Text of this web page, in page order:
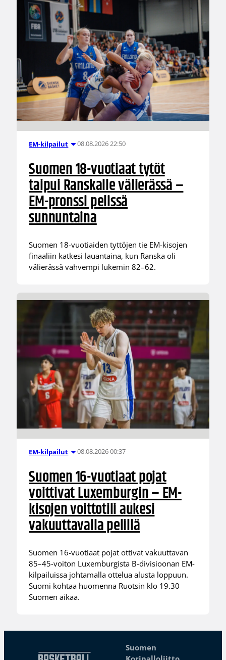
EM-kilpailut 08.08.2026 22:50
Suomen 18-vuotiaat tytöt
taipui Ranskalle välierässä –
EM-pronssi pelissä
sunnuntaina
Suomen 18-vuotiaiden tyttöjen tie EM-kisojen
finaaliin katkesi lauantaina, kun Ranska oli
välierässä vahvempi lukemin 82–62.
EM-kilpailut 08.08.2026 00:37
Suomen 16-vuotiaat pojat
voittivat Luxemburgin – EM-
kisojen voittotili aukesi
vakuuttavalla pelillä
Suomen 16-vuotiaat pojat ottivat vakuuttavan
85–45-voiton Luxemburgista B-divisioonan EM-
kilpailuissa johtamalla ottelua alusta loppuun.
Suomi kohtaa huomenna Ruotsin klo 19.30
Suomen aikaa.
Suomen